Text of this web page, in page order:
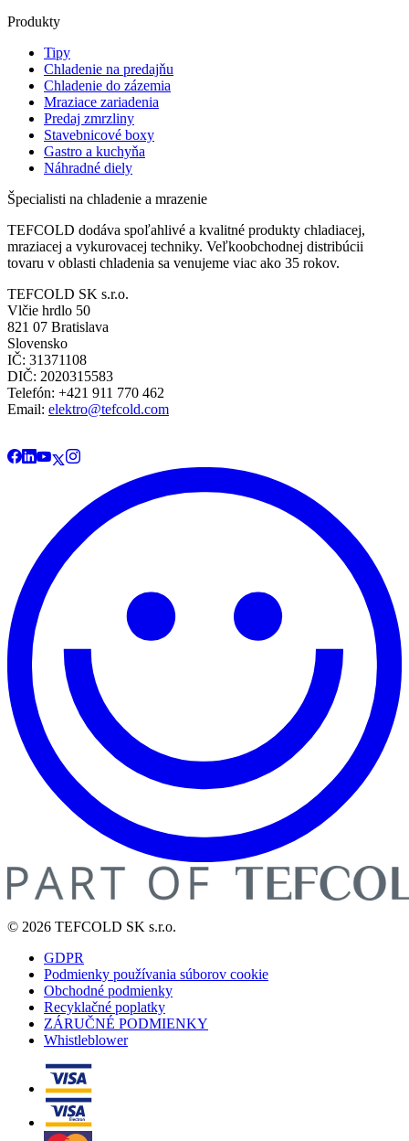
Produkty
Tipy
Chladenie na predajňu
Chladenie do zázemia
Mraziace zariadenia
Predaj zmrzliny
Stavebnicové boxy
Gastro a kuchyňa
Náhradné diely
Špecialisti na chladenie a mrazenie
TEFCOLD dodáva spoľahlivé a kvalitné produkty chladiacej,
mraziacej a vykurovacej techniky. Veľkoobchodnej distribúcii
tovaru v oblasti chladenia sa venujeme viac ako 35 rokov.
TEFCOLD SK s.r.o.
Vlčie hrdlo 50
821 07 Bratislava
Slovensko
IČ: 31371108
DIČ: 2020315583
Telefón: +421 911 770 462
Email: elektro@tefcold.com
© 2026 TEFCOLD SK s.r.o.
GDPR
Podmienky používania súborov cookie
Obchodné podmienky
Recyklačné poplatky
ZÁRUČNÉ PODMIENKY
Whistleblower